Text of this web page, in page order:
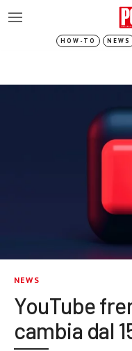
HOW-TO NEWS
NEWS
YouTube
cambia dal